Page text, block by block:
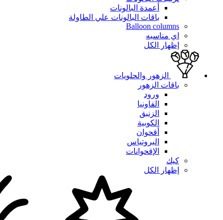
أعمدة البالونات
باقات البالونات علي الطاولة
Balloon columns
اي مناسبه
إظهار الكل
الزهور والحلويات
باقات الزهور
ورود
الفاونيا
الزنبق
الكوبية
أقحوان
البروتياس
الإقحوانات
كيك
إظهار الكل